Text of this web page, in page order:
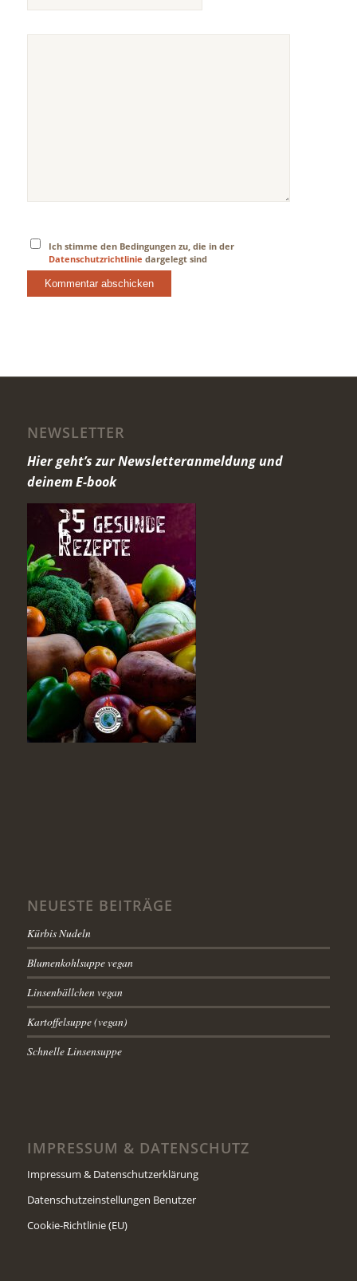
Ich stimme den Bedingungen zu, die in der
Datenschutzrichtlinie dargelegt sind
NEWSLETTER
Hier geht’s zur Newsletteranmeldung und
deinem E-book
NEUESTE BEITRÄGE
Kürbis Nudeln
Blumenkohlsuppe vegan
Linsenbällchen vegan
Kartoffelsuppe (vegan)
Schnelle Linsensuppe
IMPRESSUM & DATENSCHUTZ
Impressum & Datenschutzerklärung
Datenschutzeinstellungen Benutzer
Cookie-Richtlinie (EU)